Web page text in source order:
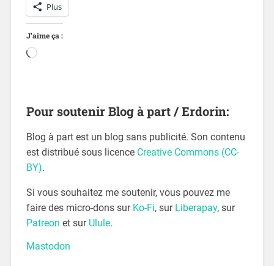
Plus
J’aime ça :
Pour soutenir Blog à part / Erdorin:
Blog à part est un blog sans publicité. Son contenu
est distribué sous licence Creative Commons (CC-
BY).
Si vous souhaitez me soutenir, vous pouvez me
faire des micro-dons sur Ko-Fi, sur Liberapay, sur
Patreon et sur Ulule.
Mastodon